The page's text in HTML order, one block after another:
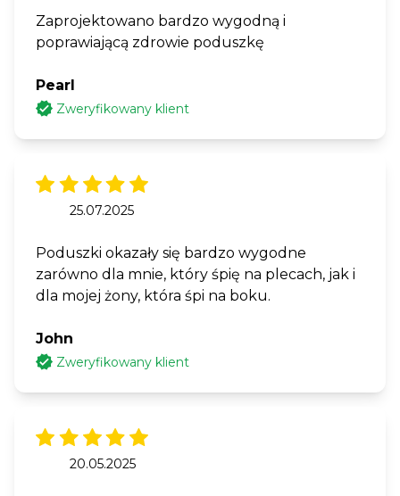
Zaprojektowano bardzo wygodną i
poprawiającą zdrowie poduszkę
Pearl
Zweryfikowany klient
25.07.2025
Poduszki okazały się bardzo wygodne
zarówno dla mnie, który śpię na plecach, jak i
dla mojej żony, która śpi na boku.
John
Zweryfikowany klient
20.05.2025